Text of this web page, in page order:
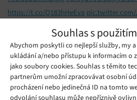
Souhlas s
Abychom poskytli co nejlepší služby, my
ukládání a/nebo přístupu k informacím o
jako soubory cookies. Souhlas s těmito
partnerům umožní zpracovávat osobní
procházení nebo jedinečná ID na tomto
odvolání souhlasu může nepříznivě
https://t.co/Q183hHeEva pic.twitter.com/
— Steve H.McFly (@OnLeaks)
December
Mohlo by se vám